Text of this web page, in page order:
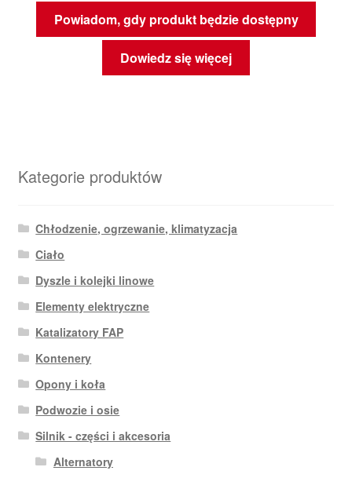
Powiadom, gdy produkt będzie dostępny
Dowiedz się więcej
Kategorie produktów
Chłodzenie, ogrzewanie, klimatyzacja
Ciało
Dyszle i kolejki linowe
Elementy elektryczne
Katalizatory FAP
Kontenery
Opony i koła
Podwozie i osie
Silnik - części i akcesoria
Alternatory